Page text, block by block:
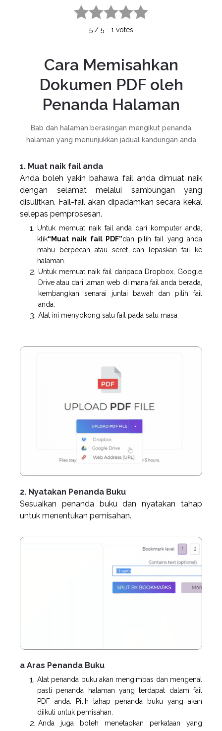
5/ 5- 1 votes
Cara Memisahkan
Dokumen PDF oleh
Penanda Halaman
Bab dan halaman berasingan mengikut penanda
halaman yang menunjukkan jadual kandungan anda
1. Muat naik fail anda
Anda boleh yakin bahawa fail anda dimuat naik
dengan selamat melalui sambungan yang
disulitkan. Fail-fail akan dipadamkan secara kekal
selepas pemprosesan.
Untuk memuat naik fail anda dari komputer anda,
klik“Muat naik fail PDF”dan pilih fail yang anda
mahu berpecah atau seret dan lepaskan fail ke
halaman.
Untuk memuat naik fail daripada Dropbox, Google
Drive atau dari laman web di mana fail anda berada,
kembangkan senarai juntai bawah dan pilih fail
anda.
Alat ini menyokong satu fail pada satu masa
2. Nyatakan Penanda Buku
Sesuaikan penanda buku dan nyatakan tahap
untuk menentukan pemisahan.
a Aras Penanda Buku
Alat penanda buku akan mengimbas dan mengenal
pasti penanda halaman yang terdapat dalam fail
PDF anda. Pilih tahap penanda buku yang akan
diikuti untuk pemisahan.
Anda juga boleh menetapkan perkataan yang